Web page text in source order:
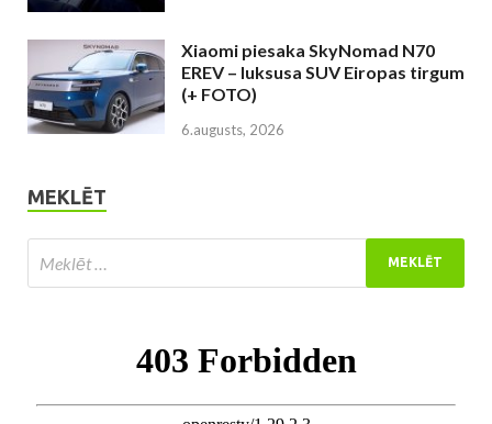
Xiaomi piesaka SkyNomad N70
EREV – luksusa SUV Eiropas tirgum
(+ FOTO)
6.augusts, 2026
MEKLĒT